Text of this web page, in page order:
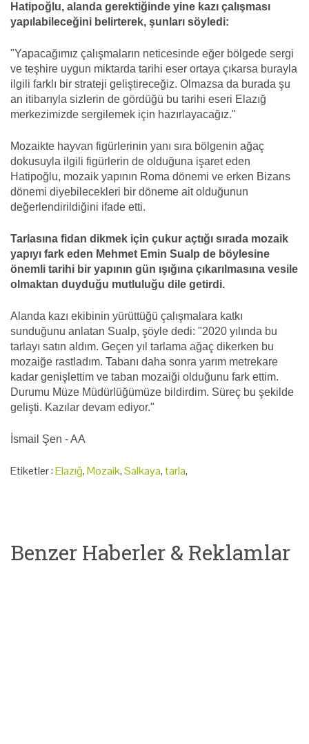
Hatipoğlu, alanda gerektiğinde yine kazı çalışması
yapılabileceğini belirterek, şunları söyledi:
"Yapacağımız çalışmaların neticesinde eğer bölgede sergi
ve teşhire uygun miktarda tarihi eser ortaya çıkarsa burayla
ilgili farklı bir strateji geliştireceğiz. Olmazsa da burada şu
an itibarıyla sizlerin de gördüğü bu tarihi eseri Elazığ
merkezimizde sergilemek için hazırlayacağız."
Mozaikte hayvan figürlerinin yanı sıra bölgenin ağaç
dokusuyla ilgili figürlerin de olduğuna işaret eden
Hatipoğlu, mozaik yapının Roma dönemi ve erken Bizans
dönemi diyebilecekleri bir döneme ait olduğunun
değerlendirildiğini ifade etti.
Tarlasına fidan dikmek için çukur açtığı sırada mozaik
yapıyı fark eden Mehmet Emin Sualp de böylesine
önemli tarihi bir yapının gün ışığına çıkarılmasına vesile
olmaktan duyduğu mutluluğu dile getirdi.
Alanda kazı ekibinin yürüttüğü çalışmalara katkı
sunduğunu anlatan Sualp, şöyle dedi: "2020 yılında bu
tarlayı satın aldım. Geçen yıl tarlama ağaç dikerken bu
mozaiğe rastladım. Tabanı daha sonra yarım metrekare
kadar genişlettim ve taban mozaiği olduğunu fark ettim.
Durumu Müze Müdürlüğümüze bildirdim. Süreç bu şekilde
gelişti. Kazılar devam ediyor."
İsmail Şen - AA
Etiketler :Elazığ,Mozaik,Salkaya,tarla,
Benzer Haberler & Reklamlar